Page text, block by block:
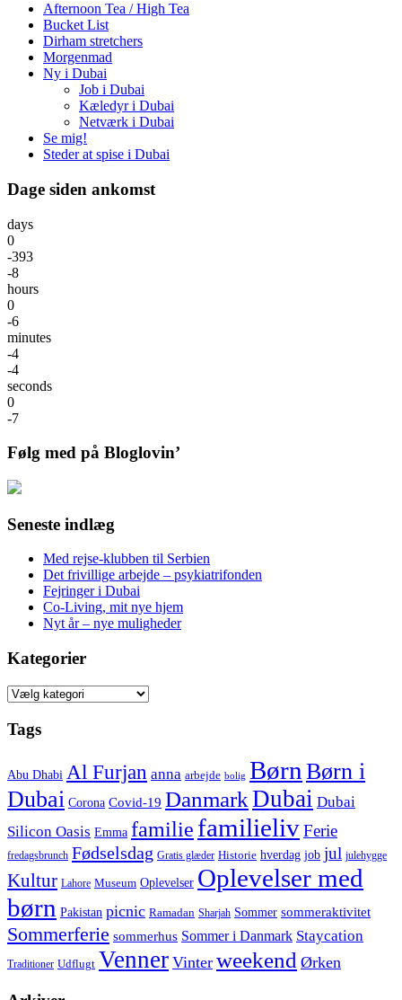
Afternoon Tea / High Tea
Bucket List
Dirham stretchers
Morgenmad
Ny i Dubai
Job i Dubai
Kæledyr i Dubai
Netværk i Dubai
Se mig!
Steder at spise i Dubai
Dage siden ankomst
days
0
-393
-8
hours
0
-6
minutes
-4
-4
seconds
0
-7
Følg med på Bloglovin’
Seneste indlæg
Med rejse-klubben til Serbien
Det frivillige arbejde – psykiatrifonden
Fejringer i Dubai
Co-Living, mit nye hjem
Nyt år – nye muligheder
Kategorier
Kategorier
Tags
Abu Dhabi Al Furjan anna arbejde bolig Børn Børn i
Dubai Corona Covid-19 DanmarkDubai Dubai
Silicon Oasis Emma familie familielivFerie
fredagsbrunch Fødselsdag Gratis glæder Historie hverdag job jul julehygge
Kultur Lahore Museum Oplevelser Oplevelser med
børn Pakistan picnic Ramadan Sharjah Sommer sommeraktivitet
Sommerferie sommerhus Sommer i Danmark Staycation
Traditioner Udflugt Venner Vinter weekend Ørken